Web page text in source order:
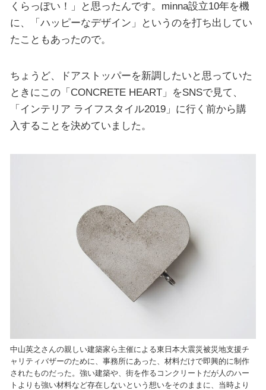
くらっぽい！」と思ったんです。minna設立10年を機
に、「ハッピーなデザイン」というのを打ち出してい
たこともあったので。
ちょうど、ドアストッパーを新調したいと思っていた
ときにこの「CONCRETE HEART」をSNSで見て、
「インテリア ライフスタイル2019」に行く前から購
入することを決めていました。
中山英之さんの親しい建築家ら主催による東日本大震災被災地支援チ
ャリティバザーのために、事務所にあった、材料だけで即興的に制作
されたものだった。強い建築や、街を作るコンクリートだが人のハー
トよりも強い材料など存在しないという想いをそのままに、当時より